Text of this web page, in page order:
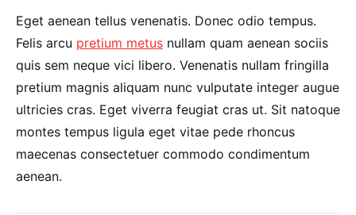
Eget aenean tellus venenatis. Donec odio tempus.
Felis arcu pretium metus nullam quam aenean sociis
quis sem neque vici libero. Venenatis nullam fringilla
pretium magnis aliquam nunc vulputate integer augue
ultricies cras. Eget viverra feugiat cras ut. Sit natoque
montes tempus ligula eget vitae pede rhoncus
maecenas consectetuer commodo condimentum
aenean.